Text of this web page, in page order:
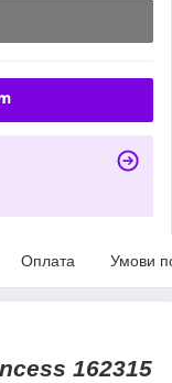
Оплата Умови
162315